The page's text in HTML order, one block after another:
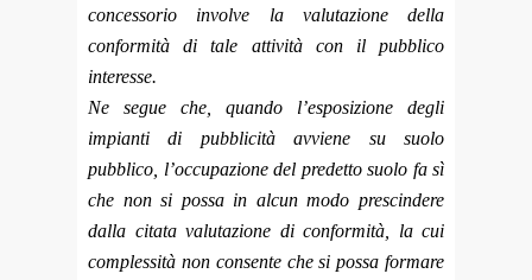
concessorio involve la valutazione della
conformità di tale attività con il pubblico
interesse.
Ne segue che, quando l’esposizione degli
impianti di pubblicità avviene su suolo
pubblico, l’occupazione del predetto suolo fa sì
che non si possa in alcun modo prescindere
dalla citata valutazione di conformità, la cui
complessità non consente che si possa formare